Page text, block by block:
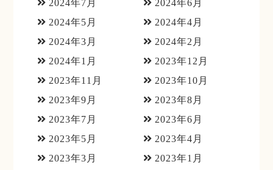
2024年7月
2024年6月
2024年5月
2024年4月
2024年3月
2024年2月
2024年1月
2023年12月
2023年11月
2023年10月
2023年9月
2023年8月
2023年7月
2023年6月
2023年5月
2023年4月
2023年3月
2023年1月